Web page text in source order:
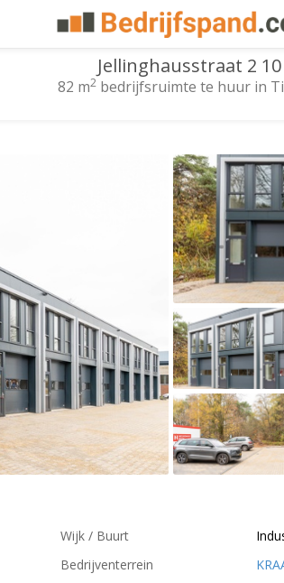
Jellinghausstraat 2 10
82 m2 bedrijfsruimte te huur in
Wijk / Buurt
Bedrijventerrein